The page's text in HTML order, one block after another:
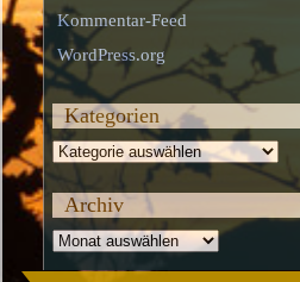
Kommentar-Feed
WordPress.org
Kategorien
Kategorien
Archiv
Archiv